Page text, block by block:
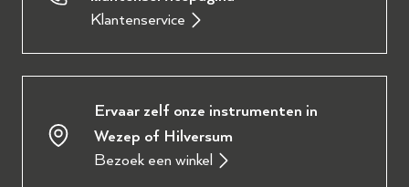
Klantenservice
Ervaar zelf onze instrumenten in
Wezep of Hilversum
Bezoek een winkel